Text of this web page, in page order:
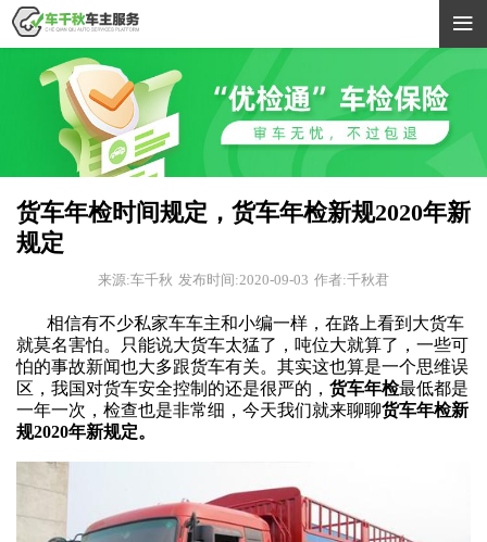

货车年检时间规定，货车年检新规2020年新
规定
来源:车千秋 发布时间:2020-09-03 作者:千秋君
相信有不少私家车车主和小编一样，在路上看到大货车
就莫名害怕。只能说大货车太猛了，吨位大就算了，一些可
怕的事故新闻也大多跟货车有关。其实这也算是一个思维误
区，我国对货车安全控制的还是很严的， 货车年检最低都是
一年一次，检查也是非常细，今天我们就来聊聊货车年检新
规2020年新规定。